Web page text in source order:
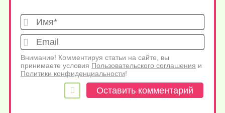
Имя*
Внимание! Комментируя статьи на сайте, вы
принимаете условия Пользовательского соглашения и
Политики конфиденциальности!